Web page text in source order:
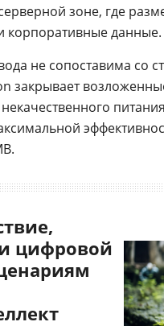
зоне, где
данные.
не сопоставима со
закрывает
цифровой